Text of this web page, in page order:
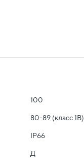
100
80-89 (класс 1B)
IP66
Д